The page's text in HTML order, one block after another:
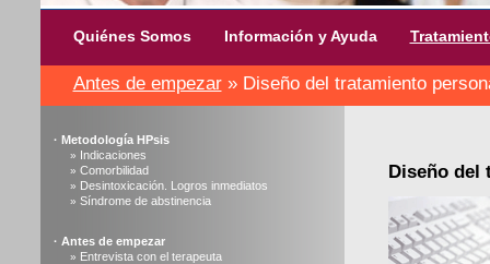
Quiénes Somos Información y Ayuda
Antes de empezar» Diseño del tratamiento
· Metodología HPsis
» Indicaciones
» Comorbilidad
» Desintoxicación. Logros inmediatos
» Síndrome de abstinencia
· Antes de empezar
» Entrevista con el terapeuta
Diseño del